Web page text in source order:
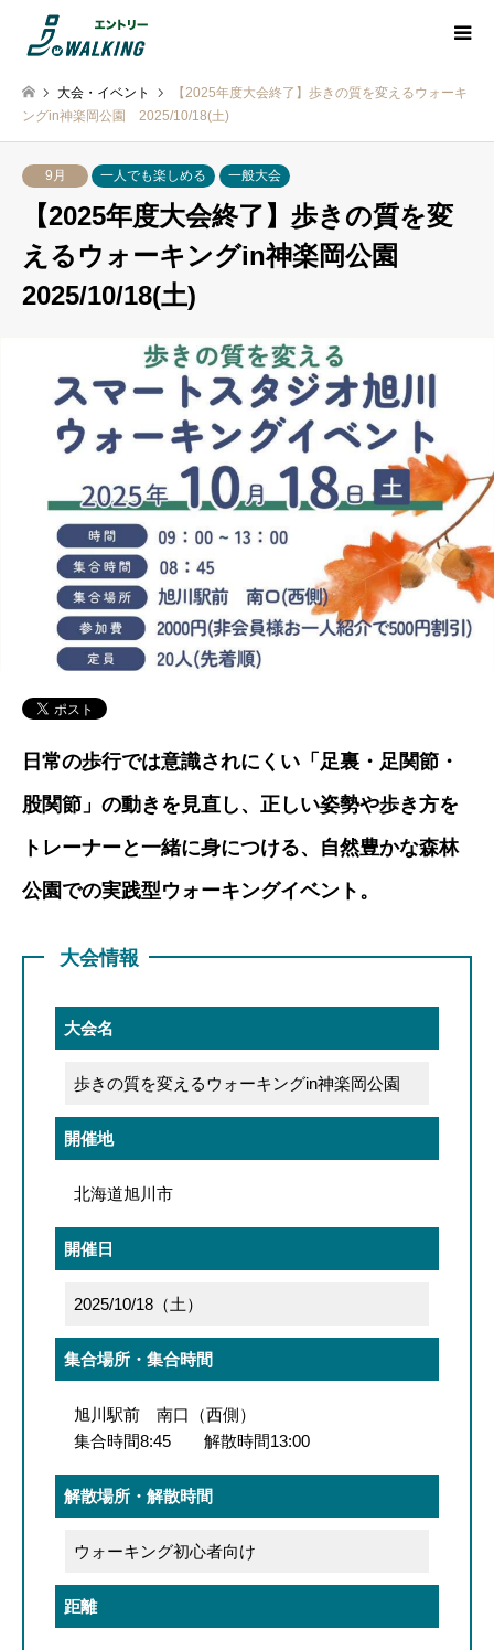
大会・イベント
【2025年度大会終了】歩きの質を変えるウォーキ
ングin神楽岡公園 2025/10/18(土)
9月 一人でも楽しめる 一般大会
【2025年度大会終了】歩きの質を変
えるウォーキングin神楽岡公園
2025/10/18(土)
日常の歩行では意識されにくい「足裏・足関節・
股関節」の動きを見直し、正しい姿勢や歩き方を
トレーナーと一緒に身につける、自然豊かな森林
公園での実践型ウォーキングイベント。
大会情報
大会名
歩きの質を変えるウォーキングin神楽岡公園
開催地
北海道旭川市
開催日
2025/10/18（土）
集合場所・集合時間
旭川駅前 南口（西側）
集合時間8:45 解散時間13:00
解散場所・解散時間
ウォーキング初心者向け
距離